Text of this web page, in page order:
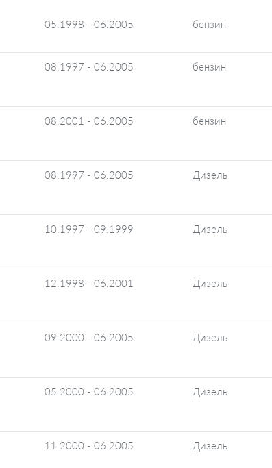
05.1998 - 06.2005 бензин
08.1997 - 06.2005 бензин
08.2001 - 06.2005 бензин
08.1997 - 06.2005 Дизель
10.1997 - 09.1999 Дизель
12.1998 - 06.2001 Дизель
09.2000 - 06.2005 Дизель
05.2000 - 06.2005 Дизель
11.2000 - 06.2005 Дизель